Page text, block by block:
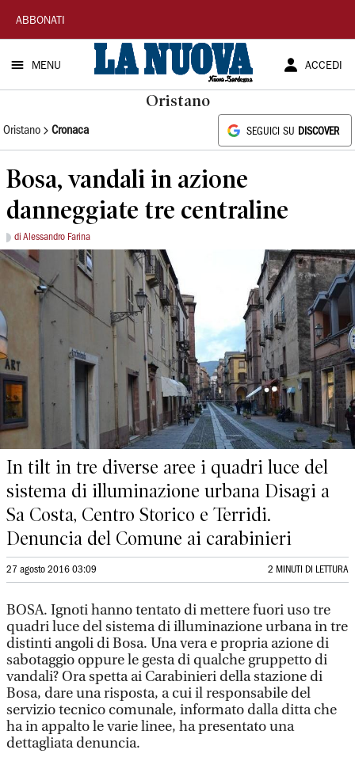
La
Nuova
Sardegna
ABBONATI
MENU ACCEDI
Oristano
Oristano Cronaca SEGUICI SU DISCOVER
Bosa, vandali in azione
danneggiate tre centraline
di Alessandro Farina
In tilt in tre diverse aree i quadri luce del
sistema di illuminazione urbana Disagi a
Sa Costa, Centro Storico e Terridi.
Denuncia del Comune ai carabinieri
27 agosto 2016 03:09 2 MINUTI DI LETTURA
BOSA. Ignoti hanno tentato di mettere fuori uso tre
quadri luce del sistema di illuminazione urbana in tre
distinti angoli di Bosa. Una vera e propria azione di
sabotaggio oppure le gesta di qualche gruppetto di
vandali? Ora spetta ai Carabinieri della stazione di
Bosa, dare una risposta, a cui il responsabile del
servizio tecnico comunale, informato dalla ditta che
ha in appalto le varie linee, ha presentato una
dettagliata denuncia.